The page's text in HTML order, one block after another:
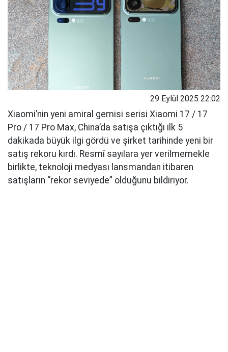
29 Eylül 2025 22:02
Xiaomi’nin yeni amiral gemisi serisi Xiaomi 17 / 17
Pro / 17 Pro Max, China’da satışa çıktığı ilk 5
dakikada büyük ilgi gördü ve şirket tarihinde yeni bir
satış rekoru kırdı. Resmî sayılara yer verilmemekle
birlikte, teknoloji medyası lansmandan itibaren
satışların “rekor seviyede” olduğunu bildiriyor.